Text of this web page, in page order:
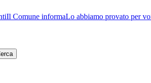
Il Comune informaLo abbiamo provato per